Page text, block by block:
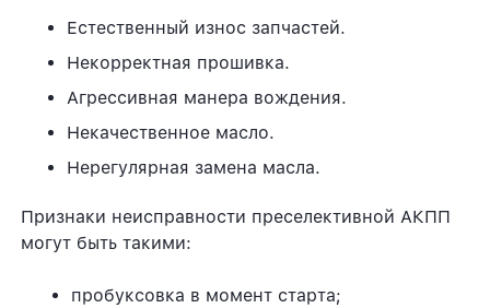
Естественный износ запчастей.
Некорректная прошивка.
Агрессивная манера вождения.
Некачественное масло.
Нерегулярная замена масла.
Признаки неисправности преселективной АКПП
могут быть такими:
пробуксовка в момент старта;